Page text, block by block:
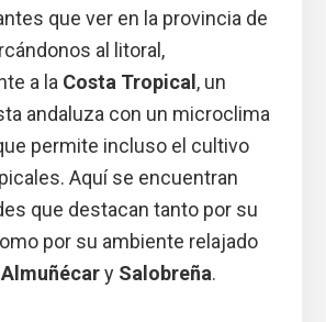
que ver en la provincia de
al litoral,
a la Costa Tropical , un
andaluza con un microclima
permite incluso el cultivo
Aquí se encuentran
que destacan tanto por su
por su ambiente relajado
Almuñécary Salobreña.